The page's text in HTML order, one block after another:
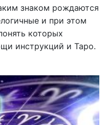
знаком рождаются
и при этом
которых
инструкций и Таро.